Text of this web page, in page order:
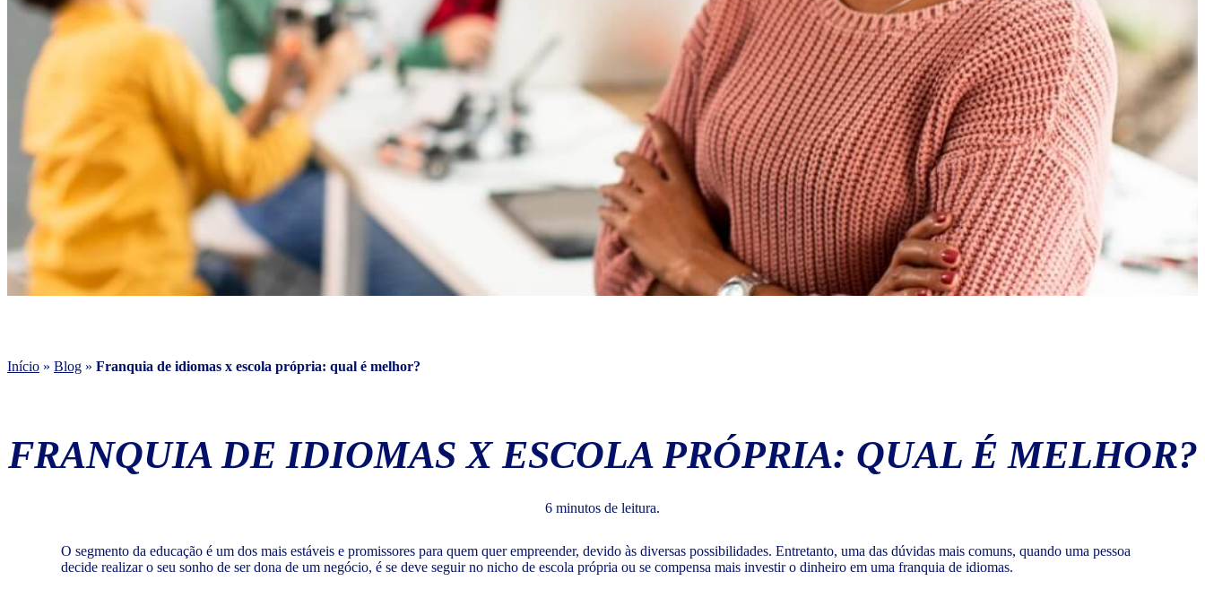
Início » Blog » Franquia de idiomas x escola própria: qual é melhor?
FRANQUIA DE IDIOMAS X ESCOLA PRÓPRIA: QUAL É MELHOR?
6 minutos de leitura.
O segmento da educação é um dos mais estáveis e promissores para quem quer empreender, devido às diversas possibilidades. Entretanto, uma das dúvidas mais comuns, quando uma pessoa
decide realizar o seu sonho de ser dona de um negócio, é se deve seguir no nicho de escola própria ou se compensa mais investir o dinheiro em uma franquia de idiomas.